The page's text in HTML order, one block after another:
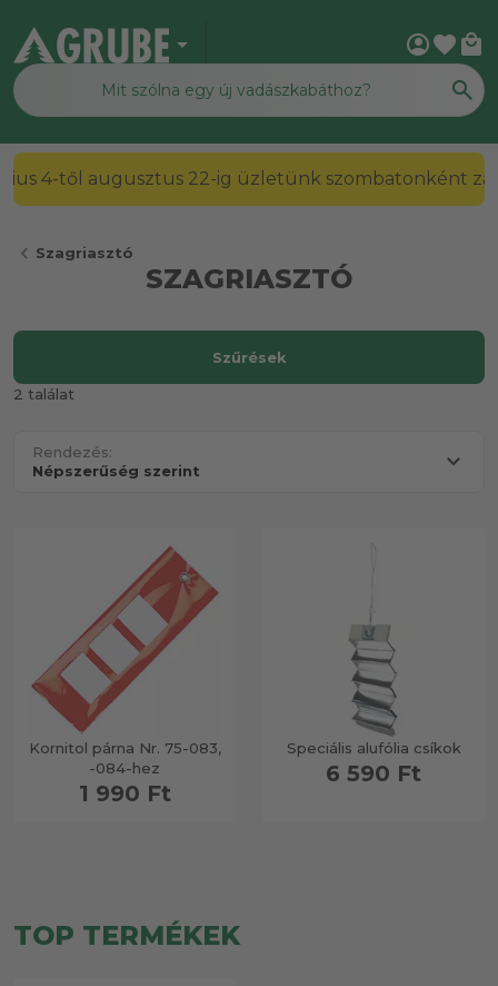
arrow_drop_down account_circlefavorite local_mall
4-től augusztus 22-ig üzletünk szombatonként
chevron_left Szagriasztó
SZAGRIASZTÓ
2 találat
Rendezés:
Kornitol párna Nr. 75-083,
-084-hez
1 990 Ft
Speciális alufólia csíkok
6 590 Ft
TOP TERMÉKEK
Szűrések